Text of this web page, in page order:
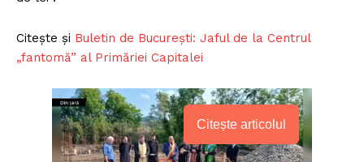
Citește și Buletin de București: Jaful de la Centrul
„fantomă” al Primăriei Capitalei
Citește articolul